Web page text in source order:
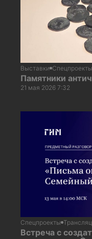
Выставки Спецпроекты
Памятники
21 мая 2026 7:32
Спецпроекты
Встреча с